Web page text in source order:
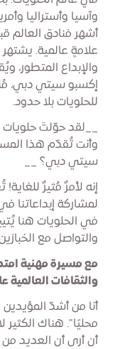
وآسيا وأستراليا
أشهر فنادق العالم
علامةٍ عالمية.
والإبداع المتطور،
إكسبو سيتي دبي،
للحلويات بلا حدود.
__لقد حوّلتَ
وأنت تُقدّم هذا
سيتي دبي؟ __
إنه لأمرٌ مُثيرٌ
لمشاركة إبداعاتنا
في الحلويات هنا يُتيح
والتواصل مع
مع مسيرة مهنية
والثقافات
أنا من أشدّ
محليًا". هناك
أن أرى أن العديد